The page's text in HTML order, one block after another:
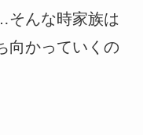
そんな時家族は
向かっていくの